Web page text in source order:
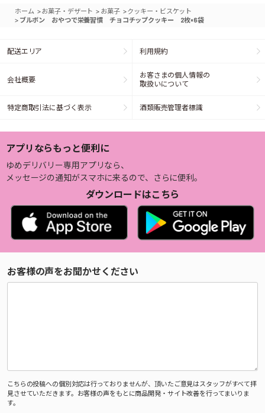
ホーム >お菓子・デザート > お菓子 >クッキー・ビスケット
> ブルボン おやつで栄養習慣 チョコチップクッキー 2枚×6袋
配送エリア 利用規約
会社概要
お客さまの個人情報の
取扱いについて
特定商取引法に基づく表示 酒類販売管理者標識
アプリならもっと便利に
ゆめデリバリー専用アプリなら、
メッセージの通知がスマホに来るので、さらに便利。
ダウンロードはこちら
お客様の声をお聞かせください
こちらの投稿への個別対応は行っておりませんが、頂いたご意見はスタッフがすべて拝
見させていただきます。お客様の声をもとに商品開発・サイト改善を行ってまいりま
す。